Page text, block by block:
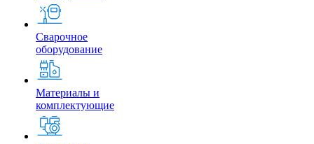
Сварочное
оборудование
Материалы и
комплектующие